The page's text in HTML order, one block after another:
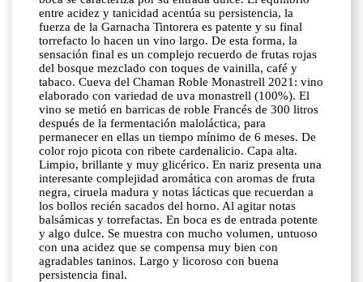
entre acidez y tanicidad acentúa su persistencia, la
fuerza de la Garnacha Tintorera es patente y su final
torrefacto lo hacen un vino largo. De esta forma, la
sensación final es un complejo recuerdo de frutas rojas
del bosque mezclado con toques de vainilla, café y
tabaco. Cueva del Chaman Roble Monastrell 2021: vino
elaborado con variedad de uva monastrell (100%). El
vino se metió en barricas de roble Francés de 300 litros
después de la fermentación maloláctica, para
permanecer en ellas un tiempo mínimo de 6 meses. De
color rojo picota con ribete cardenalicio. Capa alta.
Limpio, brillante y muy glicérico. En nariz presenta una
interesante complejidad aromática con aromas de fruta
negra, ciruela madura y notas lácticas que recuerdan a
los bollos recién sacados del horno. Al agitar notas
balsámicas y torrefactas. En boca es de entrada potente
y algo dulce. Se muestra con mucho volumen, untuoso
con una acidez que se compensa muy bien con
agradables taninos. Largo y licoroso con buena
persistencia final.